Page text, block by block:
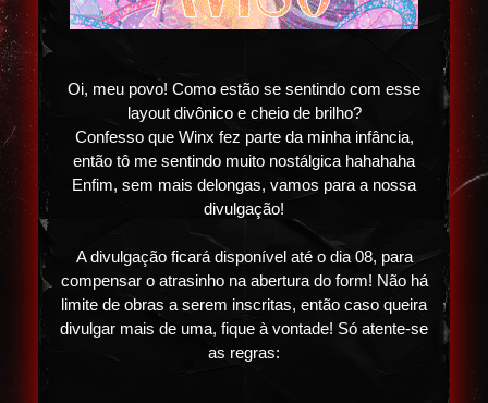
Oi, meu povo! Como estão se sentindo com esse
layout divônico e cheio de brilho?
Confesso que Winx fez parte da minha infância,
então tô me sentindo muito nostálgica hahahaha
Enfim, sem mais delongas, vamos para a nossa
divulgação!
A divulgação ficará disponível até o dia 08, para
compensar o atrasinho na abertura do form! Não há
limite de obras a serem inscritas, então caso queira
divulgar mais de uma, fique à vontade! Só atente-se
as regras: